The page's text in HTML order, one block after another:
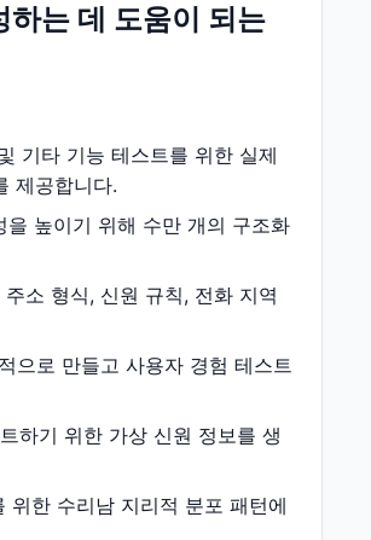
는 데 도움이 되는
기타 기능 테스트를 위한 실제
제공합니다.
높이기 위해 수만 개의 구조화
소 형식, 신원 규칙, 전화 지역
으로 만들고 사용자 경험 테스트
하기 위한 가상 신원 정보를 생
위한 수리남 지리적 분포 패턴에